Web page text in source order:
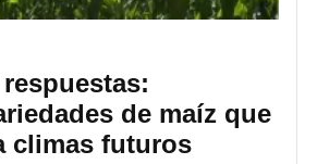
de maíz que
climas futuros